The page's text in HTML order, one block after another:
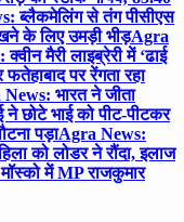
ब्लैकमेलिंग से तंग पीसीएस
के लिए उमड़ी भीड़Agra
मैरी लाइब्रेरी में ‘ढाई
पर रेंगता रहा
भारत ने जीता
छोटे भाई को पीट-पीटकर
पड़ाAgra News:
को लोडर ने रौंदा, इलाज
में MP राजकुमार